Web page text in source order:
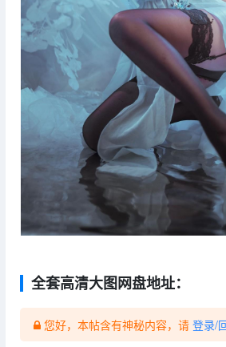
全套高清大图网盘地址：
您好，本帖含有神秘内容，请 登录/